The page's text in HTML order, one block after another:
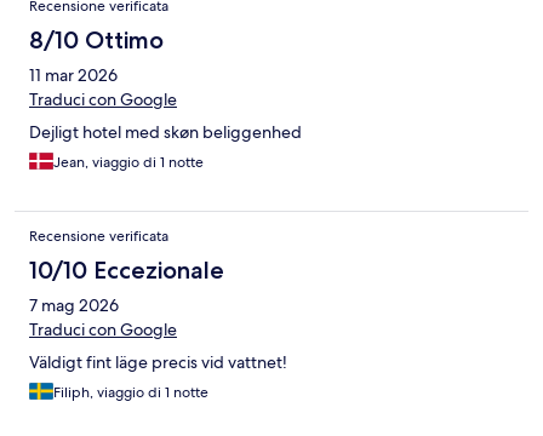
Recensione verificata
8/10 Ottimo
11 mar 2026
Traduci con Google
Dejligt hotel med skøn beliggenhed
Jean, viaggio di 1 notte
Recensione verificata
10/10 Eccezionale
7 mag 2026
Traduci con Google
Väldigt fint läge precis vid vattnet!
Filiph, viaggio di 1 notte